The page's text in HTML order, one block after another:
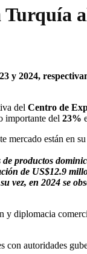
y 2024,
del Centro de
importante del 23%
mercado están
productos
de US$12.9
vez, en 2024 se
y diplomacia
con autoridades